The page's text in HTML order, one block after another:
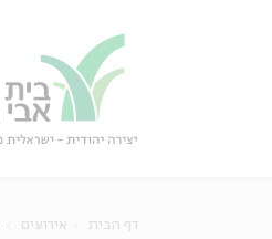
דף הבית אירועים